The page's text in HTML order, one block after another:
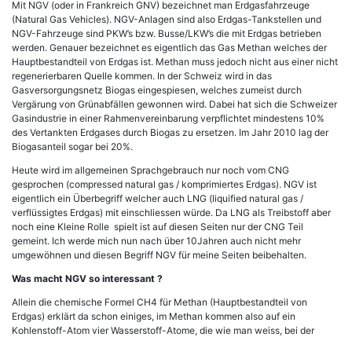
Mit NGV (oder in Frankreich GNV) bezeichnet man Erdgasfahrzeuge
(Natural Gas Vehicles). NGV-Anlagen sind also Erdgas-Tankstellen und
NGV-Fahrzeuge sind PKW’s bzw. Busse/LKW’s die mit Erdgas betrieben
werden. Genauer bezeichnet es eigentlich das Gas Methan welches der
Hauptbestandteil von Erdgas ist. Methan muss jedoch nicht aus einer nicht
regenerierbaren Quelle kommen. In der Schweiz wird in das
Gasversorgungsnetz Biogas eingespiesen, welches zumeist durch
Vergärung von Grünabfällen gewonnen wird. Dabei hat sich die Schweizer
Gasindustrie in einer Rahmenvereinbarung verpflichtet mindestens 10%
des Vertankten Erdgases durch Biogas zu ersetzen. Im Jahr 2010 lag der
Biogasanteil sogar bei 20%.
Heute wird im allgemeinen Sprachgebrauch nur noch vom CNG
gesprochen (compressed natural gas / komprimiertes Erdgas). NGV ist
eigentlich ein Überbegriff welcher auch LNG (liquified natural gas /
verflüssigtes Erdgas) mit einschliessen würde. Da LNG als Treibstoff aber
noch eine Kleine Rolle spielt ist auf diesen Seiten nur der CNG Teil
gemeint. Ich werde mich nun nach über 10Jahren auch nicht mehr
umgewöhnen und diesen Begriff NGV für meine Seiten beibehalten.
Was macht NGV so interessant ?
Allein die chemische Formel CH4 für Methan (Hauptbestandteil von
Erdgas) erklärt da schon einiges, im Methan kommen also auf ein
Kohlenstoff-Atom vier Wasserstoff-Atome, die wie man weiss, bei der